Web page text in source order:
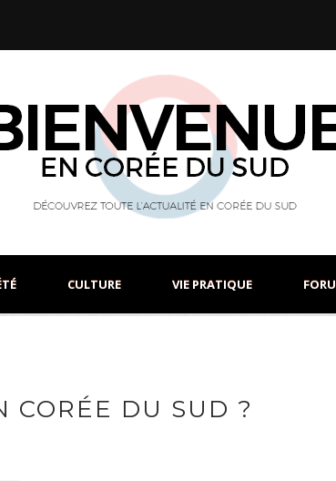
CULTURE VIE PRATIQUE
CORÉE DU SUD ?